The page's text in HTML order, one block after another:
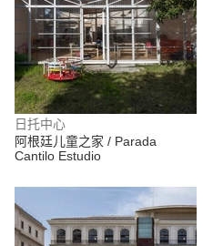
日托中心
阿根廷儿童之家 / Parada
Cantilo Estudio